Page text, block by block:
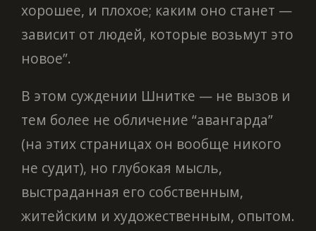
хорошее, и плохое; каким оно станет —
зависит от людей, которые возьмут это
новое”.
В этом суждении Шнитке — не вызов и
тем более не обличение “авангарда”
(на этих страницах он вообще никого
не судит), но глубокая мысль,
выстраданная его собственным,
житейским и художественным, опытом.